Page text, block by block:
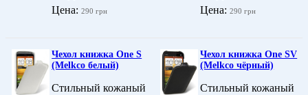
Цена:290 грн
Цена:290 грн
Чехол книжка One S
(Melkco белый)
Стильный кожаный
Чехол книжка One SV
(Melkco чёрный)
Стильный кожаный